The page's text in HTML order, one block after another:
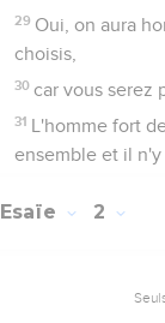
29 Oui, on aura
choisis,
30 car vous serez
31 L'homme fort
ensemble et il n'y
Esaïe 2